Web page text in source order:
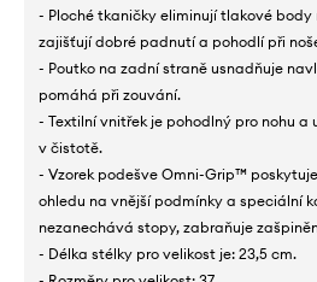
- Ploché tkaničky eliminují tlakové
zajišťují dobré padnutí a pohodlí při
- Poutko na zadní straně usnadňuje
pomáhá při zouvání.
- Textilní vnitřek je pohodlný pro nohu a
v čistotě.
- Vzorek podešve Omni-Grip™
ohledu na vnější podmínky a speciální
nezanechává stopy, zabraňuje
- Délka stélky pro velikost je: 23,5 cm.